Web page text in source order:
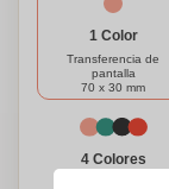
1 Color
Transferencia de
pantalla
70 x 30 mm
4 Colores